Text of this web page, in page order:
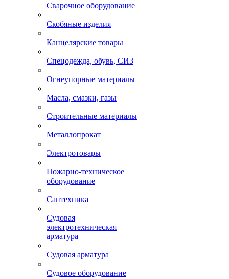
Сварочное оборудование
Скобяные изделия
Канцелярские товары
Спецодежда, обувь, СИЗ
Огнеупорные материалы
Масла, смазки, газы
Строительные материалы
Металлопрокат
Электротовары
Пожарно-техническое
оборудование
Сантехника
Судовая
электротехническая
арматура
Судовая арматура
Судовое оборудование